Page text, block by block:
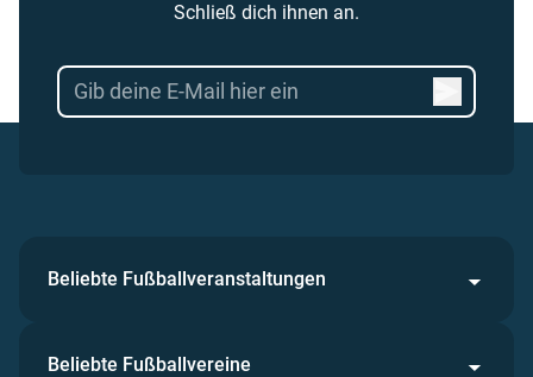
Schließ dich ihnen an.
Beliebte Fußballveranstaltungen
Beliebte Fußballvereine